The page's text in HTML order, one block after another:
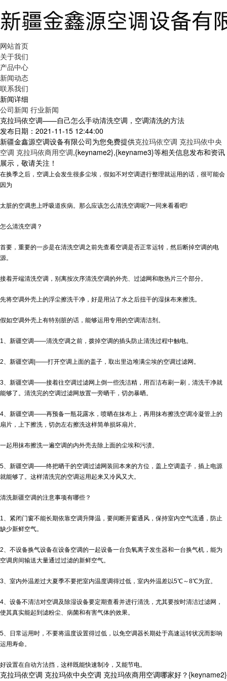
网站首页
关于我们
产品中心
新闻动态
联系我们
新闻详细
公司新闻 行业新闻
克拉玛依空调——自己怎么手动清洗空调，空调清洗的方法
发布日期：2021-11-15 12:44:00
新疆金鑫源空调设备有限公司为您免费提供克拉玛依空调 克拉玛依中央
空调 克拉玛依商用空调,{keyname2},{keyname3}等相关信息发布和资讯
展示，敬请关注！
在换季之后，空调上会发生很多尘埃，假如不对空调进行整理就运用的话，很可能会
因为
太脏的空调患上呼吸道疾病。那么应该怎么清洗空调呢?一同来看看吧!
怎么清洗空调？
首要，重要的一步是在清洗空调之前先查看空调是否正常运转，然后断掉空调的电
源。
接着开端清洗空调，别离按次序清洗空调的外壳、过滤网和散热片三个部分。
先将空调外壳上的浮尘擦洗干净，好是用沾了水之后扭干的湿抹布来擦洗。
假如空调外壳上有特别脏的话，能够运用专用的空调清洁剂。
1、 新疆空调——清洗空调之前，拨掉空调的插头防止清洗过程中触电。
2、 新疆空调|——打开空调上面的盖子，取出里边堆满尘埃的空调过滤网。
3、 新疆空调——接着往空调过滤网上倒一些洗洁精，用百洁布刷一刷，清洗干净就
能够了。清洗完的空调过滤网放置一旁晒干，切勿暴晒。
4、 新疆空调——再预备一瓶花露水，喷晒在抹布上，再用抹布擦洗空调冷凝管上的
扇片，上下擦洗，切勿左右擦洗这样简单损坏扇片。
一起用抹布擦洗一遍空调的内外壳去除上面的尘埃和污渍。
5、 新疆空调——终把晒干的空调过滤网装回本来的方位，盖上空调盖子，插上电源
就能够了。这样清洗完的空调运用起来又冷风又大。
清洗新疆空调的注意事项有哪些？
1、紧闭门窗不能长期依靠空调升降温，要间断开窗通风，保持室内空气流通，防止
缺少新鲜空气。
2、不设备换气设备在设备空调的一起设备一台负氧离子发生器和一台换气机，能为
空调房间输送大量通过过滤的新鲜空气。
3、室内外温差过大夏季不要把室内温度调得过低，室内外温差以5℃～8℃为宜。
4、设备不清洁对空调及除湿设备要定期查看并进行清洗，尤其要按时清洁过滤网，
使其真实能起到滤粉尘、病菌和有害气体的效果。
5、日常运用时，不要将温度设置得过低，以免空调器长期处于高速运转状况而影响
运用寿命。
好设置在自动方法挡，这样既能快速制冷，又能节电。
克拉玛依空调 克拉玛依中央空调 克拉玛依商用空调哪家好？{keyname2}